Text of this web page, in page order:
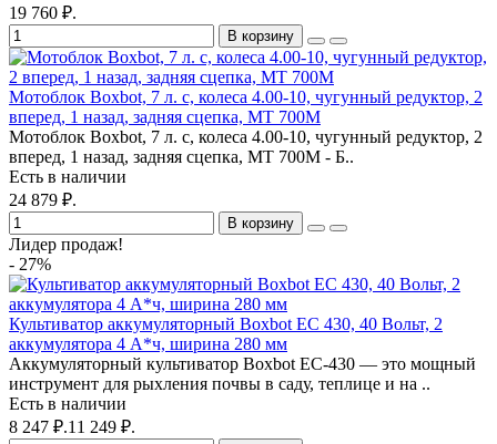
19 760 ₽.
В корзину
Мотоблок Boxbot, 7 л. с, колеса 4.00-10, чугунный редуктор, 2
вперед, 1 назад, задняя сцепка, MT 700М
Мотоблок Boxbot, 7 л. с, колеса 4.00-10, чугунный редуктор, 2
вперед, 1 назад, задняя сцепка, MT 700М - Б..
Есть в наличии
24 879 ₽.
В корзину
Лидер продаж!
- 27%
Культиватор аккумуляторный Boxbot EC 430, 40 Вольт, 2
аккумулятора 4 А*ч, ширина 280 мм
Аккумуляторный культиватор Boxbot EC-430 — это мощный
инструмент для рыхления почвы в саду, теплице и на ..
Есть в наличии
8 247 ₽.11 249 ₽.